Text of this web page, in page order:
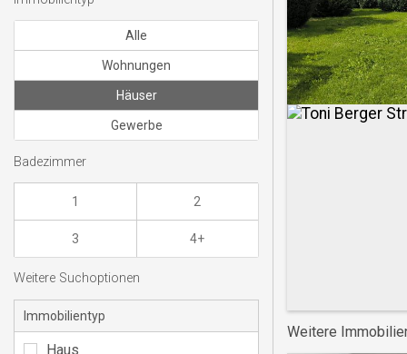
Weitere
Alle
Wohnungen
Häuser
Gewerbe
Badezimmer
1 2
3 4+
Weitere Suchoptionen
Immobilientyp
Haus